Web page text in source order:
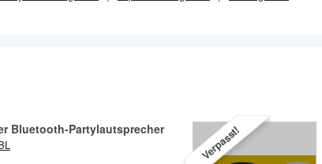
Bluetooth-Partylautsprecher Verpasst!